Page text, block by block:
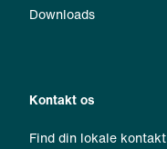
Downloads
Kontakt os
Find din lokale kontakt